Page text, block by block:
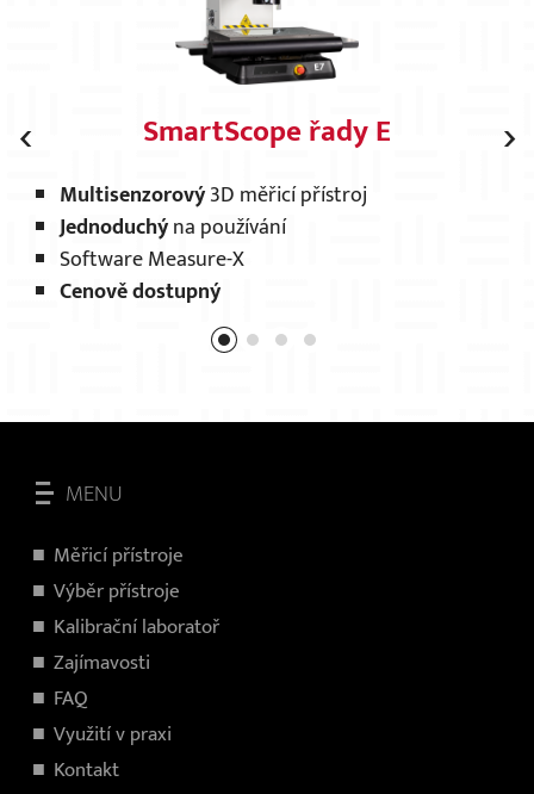
SmartScope řady E
Multisenzorový3D měřicí přístroj
Jednoduchýna používání
Software Measure-X
Cenově dostupný
‹ ›
MENU
Měřicí přístroje
Výběr přístroje
Kalibrační laboratoř
Zajímavosti
FAQ
Využití v praxi
Kontakt